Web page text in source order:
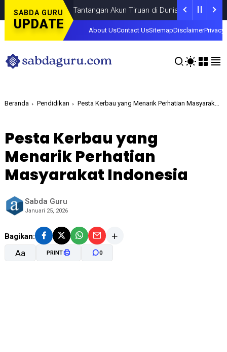
SABDA GURU
UPDATE
Fokus pada Tantangan Akun Tiruan di Dunia Digital, Marak
About UsContact UsSitemapDisclaimerPrivacy
Beranda Pendidikan Pesta Kerbau yang Menarik Perhatian Masyarakat Indonesia
Pesta Kerbau yang
Menarik Perhatian
Masyarakat Indonesia
Sabda Guru
Januari 25, 2026
Bagikan:
Aa PRINT 0